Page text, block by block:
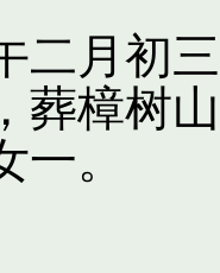
二月初
葬樟树
。